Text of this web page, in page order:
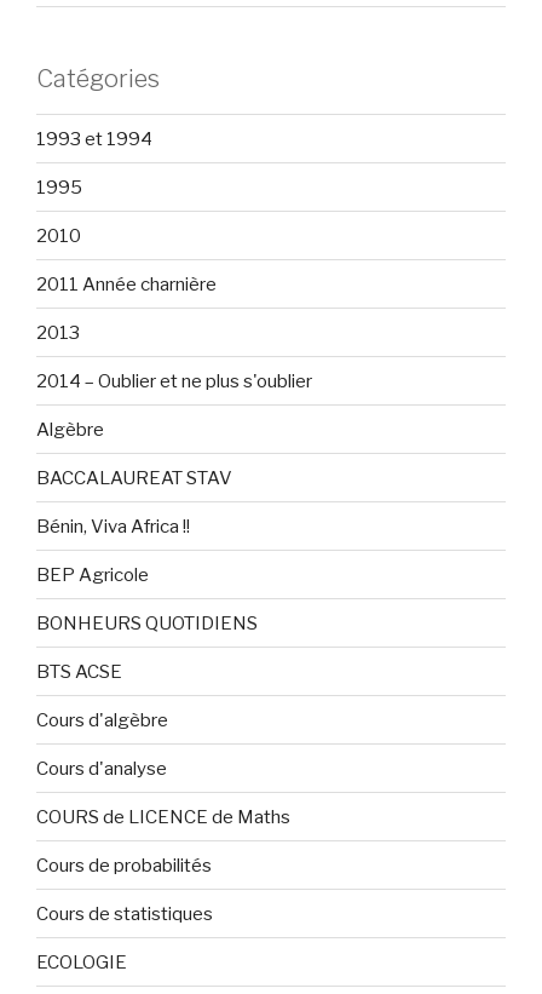
Catégories
1993 et 1994
1995
2010
2011 Année charnière
2013
2014 – Oublier et ne plus s'oublier
Algèbre
BACCALAUREAT STAV
Bénin, Viva Africa !!
BEP Agricole
BONHEURS QUOTIDIENS
BTS ACSE
Cours d'algèbre
Cours d'analyse
COURS de LICENCE de Maths
Cours de probabilités
Cours de statistiques
ECOLOGIE